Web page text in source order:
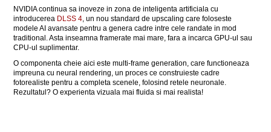
NVIDIA continua sa inoveze in zona de inteligenta artificiala cu
introducerea DLSS 4 , un nou standard de upscaling care foloseste
modele AI avansate pentru a genera cadre intre cele randate in mod
traditional. Asta inseamna framerate mai mare, fara a incarca GPU-ul sau
CPU-ul suplimentar.
O componenta cheie aici este multi-frame generation, care functioneaza
impreuna cu neural rendering, un proces ce construieste cadre
fotorealiste pentru a completa scenele, folosind retele neuronale.
Rezultatul? O experienta vizuala mai fluida si mai realista!